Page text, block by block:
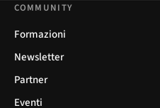
COMMUNITY
Formazioni
Newsletter
Partner
Eventi